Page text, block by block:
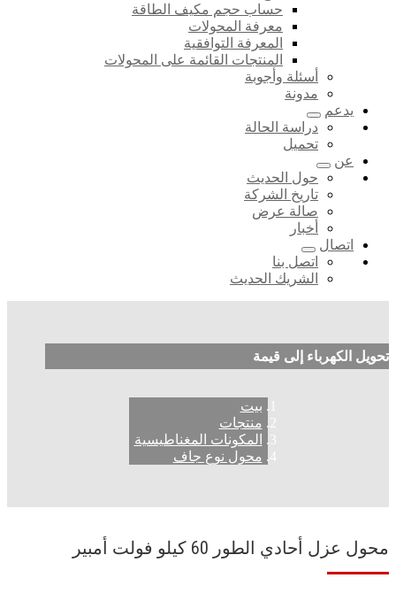
حساب حجم مكيف الطاقة
معرفة المحولات
المعرفة التوافقية
المنتجات القائمة على المحولات
أسئلة وأجوبة
مدونة
يدعم
دراسة الحالة
تحميل
عن
حول الحديث
تاريخ الشركة
صالة عرض
أخبار
اتصال
اتصل بنا
الشريك الحديث
تحويل الكهرباء إلى قيمة
بيت
منتجات
المكونات المغناطيسية
محول نوع جاف
محول عزل أحادي الطور 60 كيلو فولت أمبير